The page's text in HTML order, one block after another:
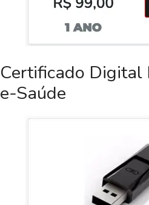
Certificado Digital
e-Saúde